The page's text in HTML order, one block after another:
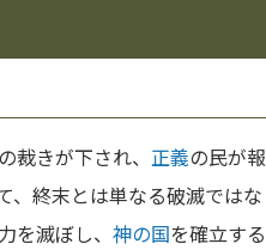
裁きが下され、 正義の民が報
、終末とは単なる破滅ではな
を滅ぼし、 神の国を確立する